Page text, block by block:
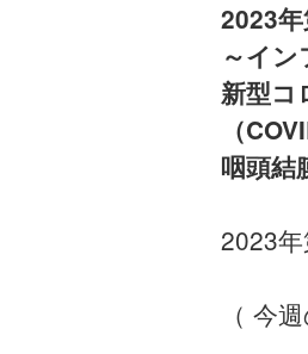
2023
～イン
新型コ
（
咽頭結
2023年
（ 今